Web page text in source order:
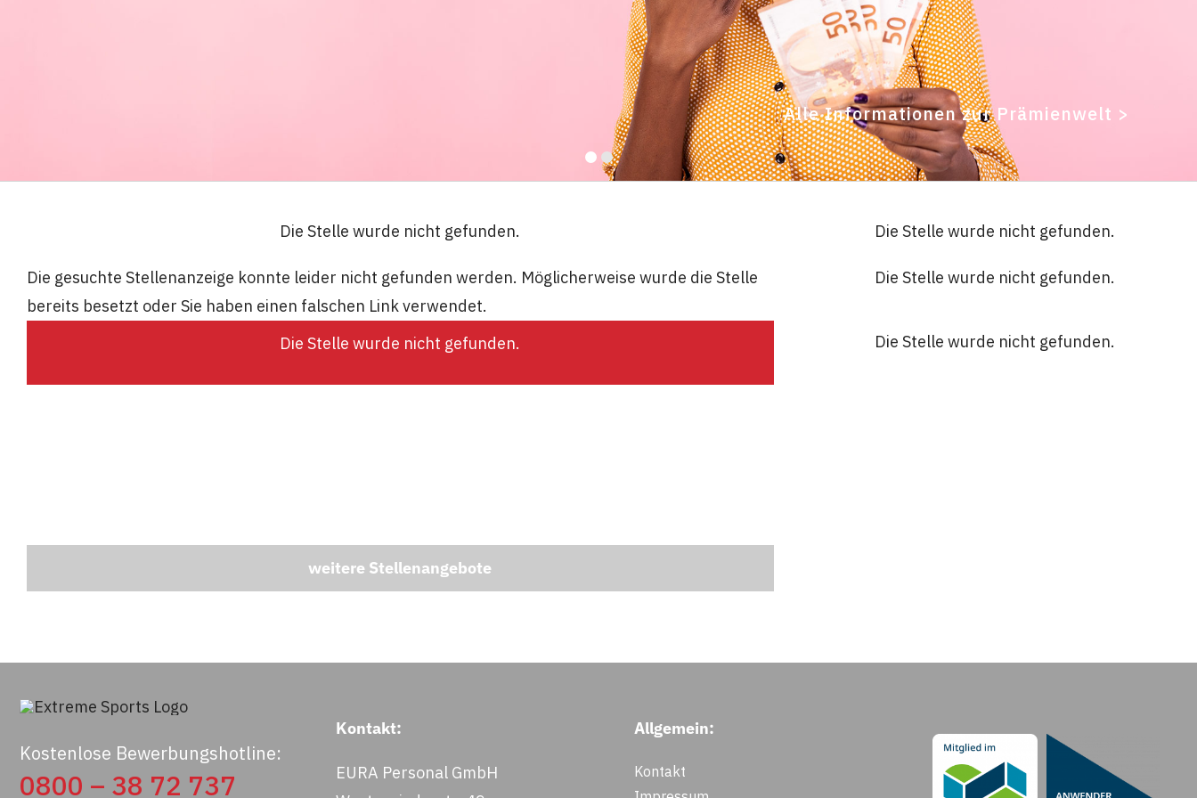
Alle Informationen zur Prämienwelt >
Die Stelle wurde nicht gefunden.
Die gesuchte Stellenanzeige konnte leider nicht gefunden werden. Möglicherweise wurde die Stelle
bereits besetzt oder Sie haben einen falschen Link verwendet.
Die Stelle wurde nicht gefunden.
Die Stelle wurde nicht gefunden.
Die Stelle wurde nicht gefunden.
Die Stelle wurde nicht gefunden.
weitere Stellenangebote
Kostenlose Bewerbungshotline:
0800 – 38 72 737
Kontakt:
EURA Personal GmbH
Allgemein:
Kontakt